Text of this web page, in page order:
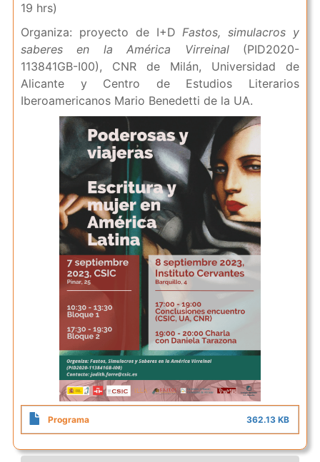
19 hrs)
Organiza: proyecto de I+DFastos, simulacros y
saberes en la América Virreinal(PID2020-
113841GB-I00), CNR de Milán, Universidad de
Alicante y Centro de Estudios Literarios
Iberoamericanos Mario Benedetti de la UA.
Programa 362.13 KB